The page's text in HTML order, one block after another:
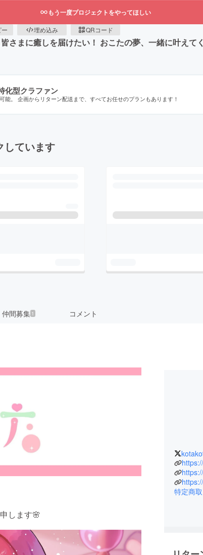
もう一度プロジェクトをやってほしい
埋め込み QRコード
さまに癒しを届けたい！ おこたの夢、一緒に叶えて
化型クラファン
能。 企画からリターン配送まで、すべてお任せのプランもあります！
しています
仲間募集 1 コメント
します🌸
特定商